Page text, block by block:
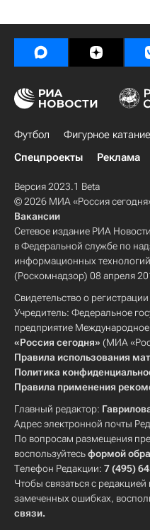
Футбол Фигурное катание
Спецпроекты
Реклама
Версия 2023.1 Beta
© 2026 МИА «Россия
Вакансии
Сетевое издание РИА
в Федеральной службе по
информационных
(Роскомнадзор) 08 апреля
Свидетельство о
Учредитель: Федеральное
предприятие
«Россия сегодня» (МИА
Правила использования
Политика
Правила применения
Главный редактор:
Адрес электронной почты
По вопросам размещения
воспользуйтесьформой
Телефон Редакции: 7 (495)
Чтобы связаться с
замеченных ошибках,
связи.